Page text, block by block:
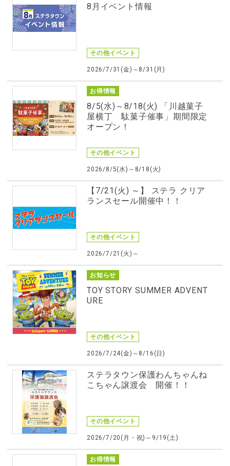
8月イベント情報
その他イベント
2026/7/31(金)～8/31(月)
お得情報
8/5(水)～8/18(火) 「川越菓子
屋横丁 駄菓子催事」期間限定
オープン！
その他イベント
2026/8/5(水)～8/18(火)
【7/21(火) ～】 ステラ クリア
ランスセール開催中！！
その他イベント
2026/7/21(火)～
お知らせ
TOY STORY SUMMER ADVENT
URE
その他イベント
2026/7/24(金)～8/16(日)
ステラタウン保護わんちゃんね
こちゃん譲渡会 開催！！
その他イベント
2026/7/20(月・祝)～9/19(土)
お得情報